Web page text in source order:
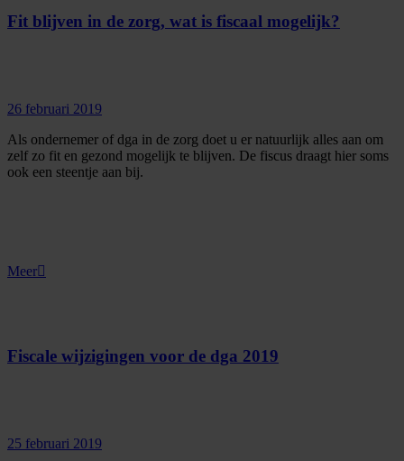
Fit blijven in de zorg, wat is fiscaal mogelijk?
26 februari 2019
Als ondernemer of dga in de zorg doet u er natuurlijk alles aan om
zelf zo fit en gezond mogelijk te blijven. De fiscus draagt hier soms
ook een steentje aan bij.
Meer
Fiscale wijzigingen voor de dga 2019
25 februari 2019